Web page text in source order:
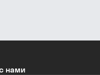
нами